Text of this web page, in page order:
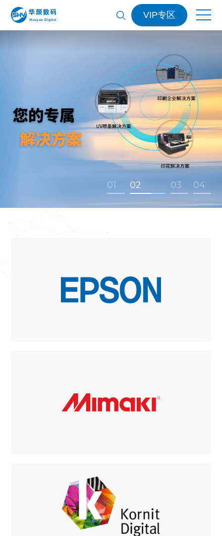
VIP专区
01 02 03 04
UV喷墨、成衣直喷、匹布直喷解决方案
康丽数码
成衣直喷、匹布直喷解决方案